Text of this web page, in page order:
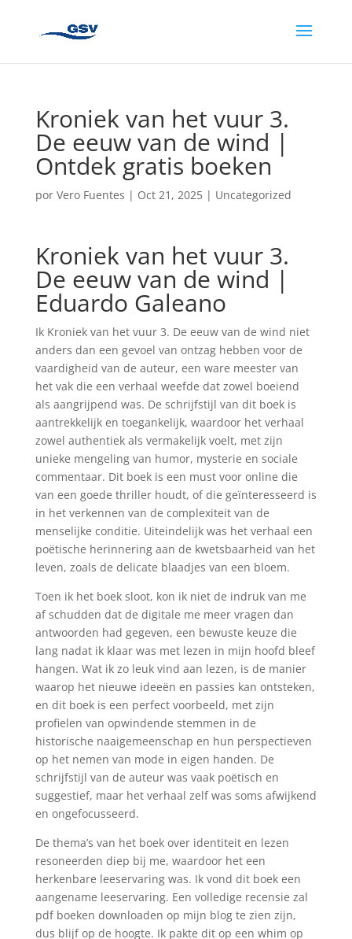
Kroniek van het vuur 3.
De eeuw van de wind |
Ontdek gratis boeken
por Vero Fuentes | Oct 21, 2025| Uncategorized
Kroniek van het vuur 3.
De eeuw van de wind |
Eduardo Galeano
Ik Kroniek van het vuur 3. De eeuw van de wind niet
anders dan een gevoel van ontzag hebben voor de
vaardigheid van de auteur, een ware meester van
het vak die een verhaal weefde dat zowel boeiend
als aangrijpend was. De schrijfstijl van dit boek is
aantrekkelijk en toegankelijk, waardoor het verhaal
zowel authentiek als vermakelijk voelt, met zijn
unieke mengeling van humor, mysterie en sociale
commentaar. Dit boek is een must voor online die
van een goede thriller houdt, of die geïnteresseerd is
in het verkennen van de complexiteit van de
menselijke conditie. Uiteindelijk was het verhaal een
poëtische herinnering aan de kwetsbaarheid van het
leven, zoals de delicate blaadjes van een bloem.
Toen ik het boek sloot, kon ik niet de indruk van me
af schudden dat de digitale me meer vragen dan
antwoorden had gegeven, een bewuste keuze die
lang nadat ik klaar was met lezen in mijn hoofd bleef
hangen. Wat ik zo leuk vind aan lezen, is de manier
waarop het nieuwe ideeën en passies kan ontsteken,
en dit boek is een perfect voorbeeld, met zijn
profielen van opwindende stemmen in de
historische naaigemeenschap en hun perspectieven
op het nemen van mode in eigen handen. De
schrijfstijl van de auteur was vaak poëtisch en
suggestief, maar het verhaal zelf was soms afwijkend
en ongefocusseerd.
De thema’s van het boek over identiteit en lezen
resoneerden diep bij me, waardoor het een
herkenbare leeservaring was. Ik vond dit boek een
aangename leeservaring. Een volledige recensie zal
pdf boeken downloaden op mijn blog te zien zijn,
dus blijf op de hoogte. Ik pakte dit op een whim op